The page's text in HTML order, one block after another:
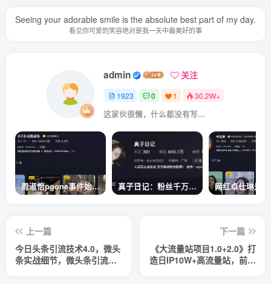
Seeing your adorable smile is the absolute best part of my day.
看见你可爱的笑容绝对是我一天中最美好的事
admin 关注
1923 0 1 30.2W+
这家伙很懒，什么都没有写...
周淑怡pgone事件始末，周淑怡现状 真子日记：粉丝千万的真子日记是最懂反转的网红吗？
上一篇
今日头条引流技术4.0，微头
条实战细节，微头条引流核
下一篇
《大流量站项目1.0+2.0》打
造日IP10W+高流量站，前期